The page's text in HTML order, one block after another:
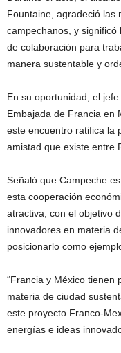
Fountaine, agradeció las
campechanos, y
de colaboración para
manera sustentable y
En su oportunidad, el
Embajada de Francia en
este encuentro ratifica la
amistad que existe entre
Señaló que Campeche
esta cooperación
atractiva, con el objetivo
innovadores en materia
posicionarlo como
“Francia y México tienen
materia de ciudad
este proyecto Franco-
energías e ideas